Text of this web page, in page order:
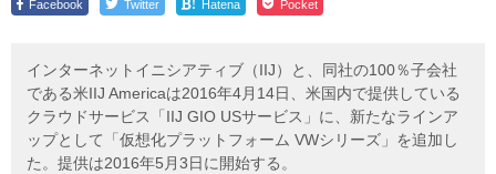
Facebook Twitter ! Hatena Pocket
インターネットイニシアティブ（IIJ）と、同社の100％子会社
である米IIJ Americaは2016年4月14日、米国内で提供している
クラウドサービス「IIJ GIO USサービス」に、新たなラインア
ップとして「仮想化プラットフォーム VWシリーズ」を追加し
た。提供は2016年5月3日に開始する。